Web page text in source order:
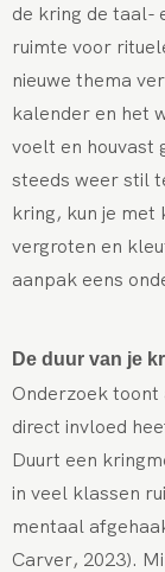
de kring de taal-
ruimte voor
nieuwe thema
kalender en het
voelt en houvast
steeds weer stil
kring, kun je met
vergroten en
aanpak eens
De duur van je
Onderzoek toont
direct invloed
Duurt een
in veel klassen
mentaal
Carver, 2023).